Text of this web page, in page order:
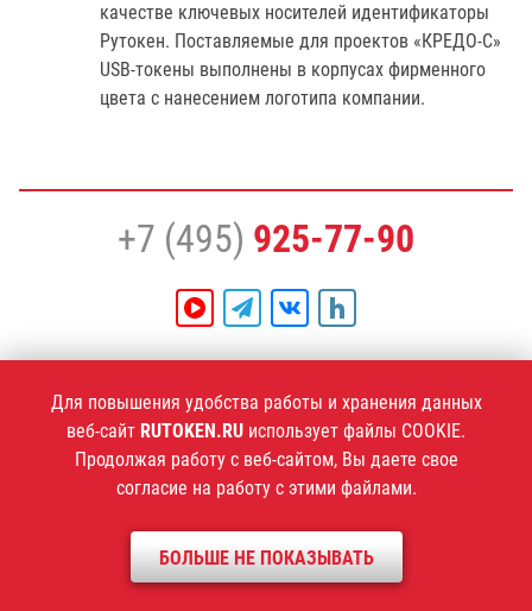
качестве ключевых носителей идентификаторы
Рутокен. Поставляемые для проектов «КРЕДО-С»
USB-токены выполнены в корпусах фирменного
цвета с нанесением логотипа компании.
+7 (495) 925-77-90
Политика конфиденциальности
Для повышения удобства работы и хранения данных
веб-сайт RUTOKEN.RU использует файлы COOKIE.
Продолжая работу с веб-сайтом, Вы даете свое
согласие на работу с этими файлами.
БОЛЬШЕ НЕ ПОКАЗЫВАТЬ